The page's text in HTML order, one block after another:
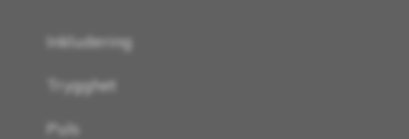
Inkludering
Trygghet
Puls